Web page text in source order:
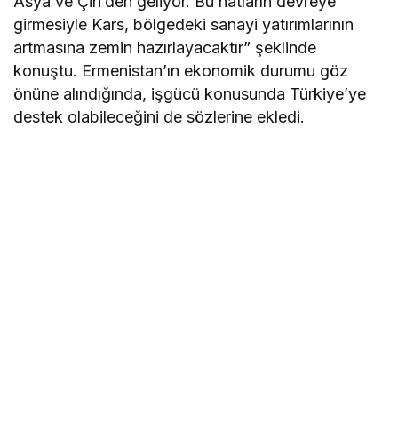
girmesiyle Kars, bölgedeki sanayi yatırımlarının
artmasına zemin hazırlayacaktır” şeklinde
konuştu. Ermenistan’ın ekonomik durumu göz
önüne alındığında, işgücü konusunda Türkiye’ye
destek olabileceğini de sözlerine ekledi.